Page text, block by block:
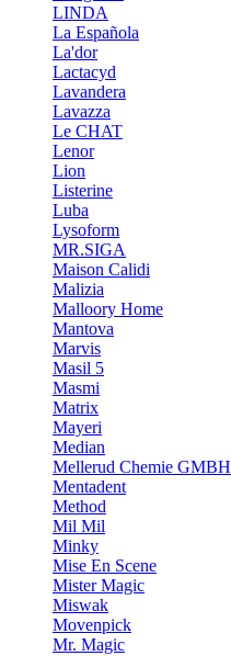
LINDA
La Española
La'dor
Lactacyd
Lavandera
Lavazza
Le CHAT
Lenor
Lion
Listerine
Luba
Lysoform
MR.SIGA
Maison Calidi
Malizia
Malloory Home
Mantova
Marvis
Masil 5
Masmi
Matrix
Mayeri
Median
Mellerud Chemie GMBH
Mentadent
Method
Mil Mil
Minky
Mise En Scene
Mister Magic
Miswak
Movenpick
Mr. Magic